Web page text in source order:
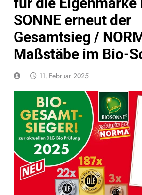
SONNE erneut der
Gesamtsieg /
Maßstäbe im Bio-
11. Februar 2025